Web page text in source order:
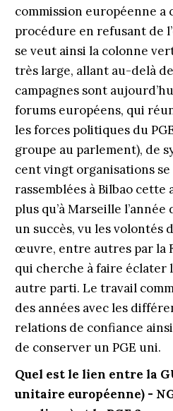
commission européenne a
procédure en refusant de
se veut ainsi la colonne
très large, allant au-delà
campagnes sont
forums européens, qui
les forces politiques du
groupe au parlement), de
cent vingt organisations se
rassemblées à Bilbao cette
plus qu’à Marseille
un succès, vu les volontés
œuvre, entre autres par la
qui cherche à faire éclater
autre parti. Le travail
des années avec les
relations de confiance
de conserver un PGE uni.
Quel est le lien entre la
unitaire européenne) -